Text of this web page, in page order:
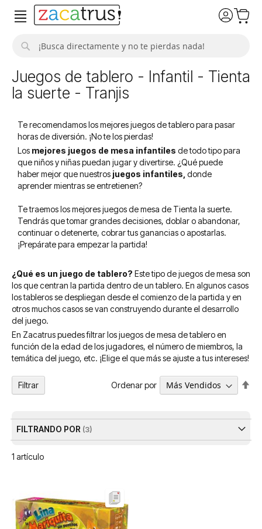
Juegos de tablero - Infantil - Tienta
la suerte - Tranjis
Te recomendamos los mejores juegos de tablero para pasar
horas de diversión. ¡No te los pierdas!
Los mejores juegos de mesa infantiles de todo tipo para
que niños y niñas puedan jugar y divertirse. ¿Qué puede
haber mejor que nuestros juegos infantiles, donde
aprender mientras se entretienen?
Te traemos los mejores juegos de mesa de Tienta la suerte.
Tendrás que tomar grandes decisiones, doblar o abandonar,
continuar o detenerte, cobrar tus ganancias o apostarlas.
¡Prepárate para empezar la partida!
¿Qué es un juego de tablero? Este tipo de juegos de mesa son
los que centran la partida dentro de un tablero. En algunos casos
los tableros se despliegan desde el comienzo de la partida y en
otros muchos casos se van construyendo durante el desarrollo
del juego.
En Zacatrus puedes filtrar los juegos de mesa de tablero en
función de la edad de los jugadores, el número de miembros, la
temática del juego, etc. ¡Elige el que más se ajuste a tus intereses!
1 artículo
Ordenar por
Filtrar
FILTRANDO POR